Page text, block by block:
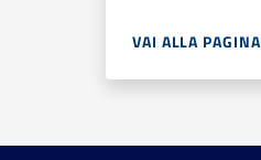
VAI ALLA PAGINA